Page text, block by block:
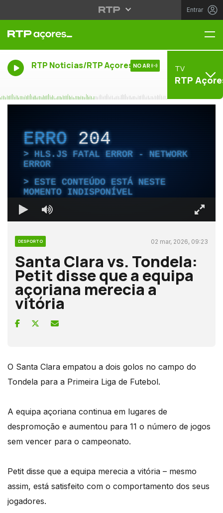
Entrar
RTP Noticias/RTP Açores NO AR TV
RTP
ERRO204
HLS.JS FATAL ERROR - NETWORK
ERROR
ESTE CONTEÚDO ESTÁ NESTE
MOMENTO INDISPONÍVEL
DESPORTO 02 mar, 2026, 09:23
Santa Clara vs. Tondela:
Petit disse que a equipa
açoriana merecia a
vitória
O Santa Clara empatou a dois golos no campo do
Tondela para a Primeira Liga de Futebol.
A equipa açoriana continua em lugares de
despromoção e aumentou para 11 o número de jogos
sem vencer para o campeonato.
Petit disse que a equipa merecia a vitória – mesmo
assim, está satisfeito com o comportamento dos seus
jogadores.